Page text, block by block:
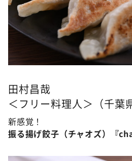
田村昌哉
＜フリー料理人＞（千葉
新感覚！
振る揚げ餃子（チャオズ）『